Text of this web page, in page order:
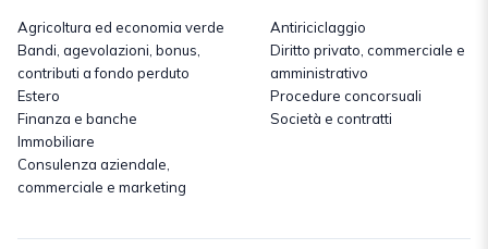
Agricoltura ed economia verde
Bandi, agevolazioni, bonus,
contributi a fondo perduto
Estero
Finanza e banche
Immobiliare
Consulenza aziendale,
commerciale e marketing
Antiriciclaggio
Diritto privato, commerciale e
amministrativo
Procedure concorsuali
Società e contratti